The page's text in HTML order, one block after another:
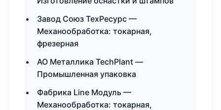
Завод Союз ТехРесурс —
Механообработка: токарная,
фрезерная
АО Металлика TechPlant —
Промышленная упаковка
Фабрика Line Модуль —
Механообработка: токарная,